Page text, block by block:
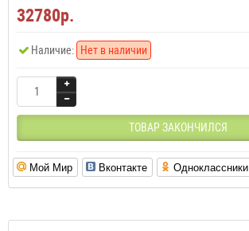
32780р.
Наличие: Нет в наличии
ТОВАР ЗАКОНЧИЛСЯ
Мой Мир Вконтакте Одноклассники